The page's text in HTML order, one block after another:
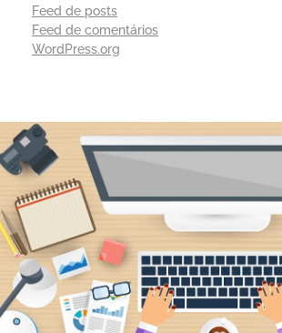
Feed de posts
Feed de comentários
WordPress.org